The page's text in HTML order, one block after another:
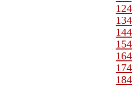
124
134
144
154
164
174
184